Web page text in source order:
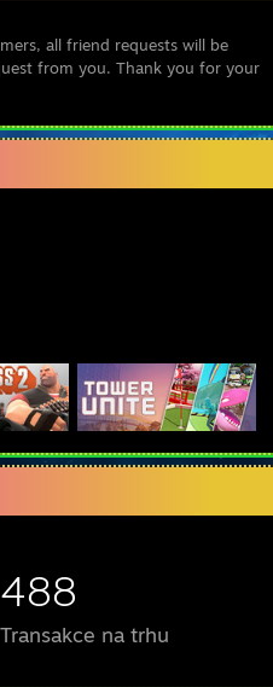
all friend requests will be
from you. Thank you for your
488
Transakce na trhu